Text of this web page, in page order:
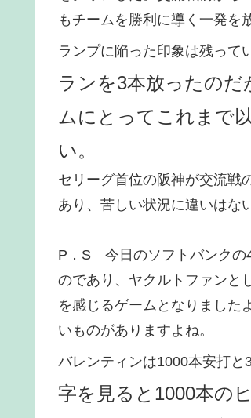
もチームを勝利に導く一発を
ランプに陥った印象は残って
ランを3本放ったのだ
ムにとってこれまで
い。
セリーグ首位の阪神が交流戦
あり、苦しい状況に違いはな
P．S 今日のソフトバンクの
のであり、ヤクルトファンと
を感じるゲームとなりました
いものがありますよね。
バレンティンは1000本安打
字を見ると1000本の